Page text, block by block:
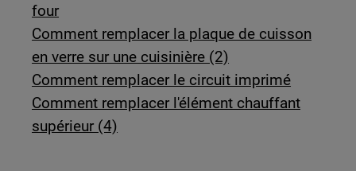
four
Comment remplacer la plaque de cuisson
en verre sur une cuisinière (2)
Comment remplacer le circuit imprimé
Comment remplacer l'élément chauffant
supérieur (4)